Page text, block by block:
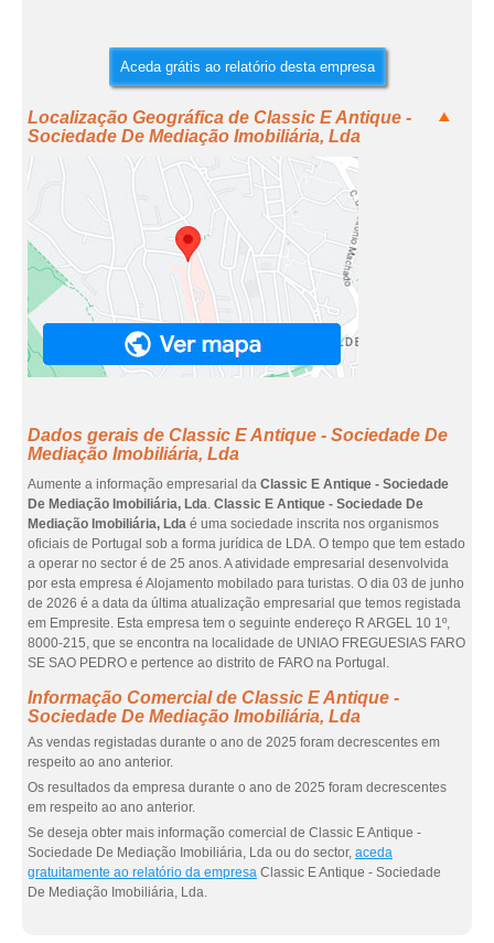
Aceda grátis ao relatório desta empresa
Localização Geográfica de Classic E Antique -
Sociedade De Mediação Imobiliária, Lda
Dados gerais de Classic E Antique - Sociedade De
Mediação Imobiliária, Lda
Aumente a informação empresarial da Classic E Antique - Sociedade
De Mediação Imobiliária, Lda. Classic E Antique - Sociedade De
Mediação Imobiliária, Lda é uma sociedade inscrita nos organismos
oficiais de Portugal sob a forma jurídica de LDA. O tempo que tem estado
a operar no sector é de 25 anos. A atividade empresarial desenvolvida
por esta empresa é Alojamento mobilado para turistas. O dia 03 de junho
de 2026 é a data da última atualização empresarial que temos registada
em Empresite. Esta empresa tem o seguinte endereço R ARGEL 10 1º,
8000-215, que se encontra na localidade de UNIAO FREGUESIAS FARO
SE SAO PEDRO e pertence ao distrito de FARO na Portugal.
Informação Comercial de Classic E Antique -
Sociedade De Mediação Imobiliária, Lda
As vendas registadas durante o ano de 2025 foram decrescentes em
respeito ao ano anterior.
Os resultados da empresa durante o ano de 2025 foram decrescentes
em respeito ao ano anterior.
Se deseja obter mais informação comercial de Classic E Antique -
Sociedade De Mediação Imobiliária, Lda ou do sector, aceda
gratuitamente ao relatório da empresa Classic E Antique - Sociedade
De Mediação Imobiliária, Lda.